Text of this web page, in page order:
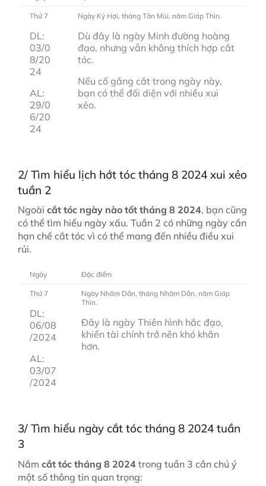
Thứ 7
DL:
03/0
8/20
24
AL:
29/0
6/20
24
Ngày Kỷ Hợi, tháng Tân Mùi, năm Giáp Thìn.
Dù đây là ngày Minh đường hoàng
đạo, nhưng vẫn không thích hợp cắt
tóc.
Nếu cố gắng cắt trong ngày này,
bạn có thể đối diện với nhiều xui
xẻo.
2/ Tìm hiểu lịch hớt tóc tháng 8 2024 xui xẻo
tuần 2
Ngoài cắt tóc ngày nào tốt tháng 8 2024, bạn cũng
có thể tìm hiểu ngày xấu. Tuần 2 có những ngày cần
hạn chế cắt tóc vì có thể mang đến nhiều điều xui
rủi.
Ngày Đặc điểm
Thứ 7
DL:
06/08
/2024
AL:
03/07
/2024
Ngày Nhâm Dần, tháng Nhâm Dần, năm Giáp
Thìn.
Đây là ngày Thiên hình hắc đạo,
khiến tài chính trở nên khó khăn
hơn.
3/ Tìm hiểu ngày cắt tóc tháng 8 2024 tuần
3
Nắm cắt tóc tháng 8 2024 trong tuần 3 cần chú ý
một số thông tin quan trọng: